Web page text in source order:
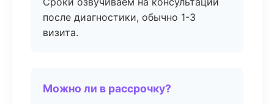
после диагностики, обычно 1-3
визита.
Можно ли в рассрочку?